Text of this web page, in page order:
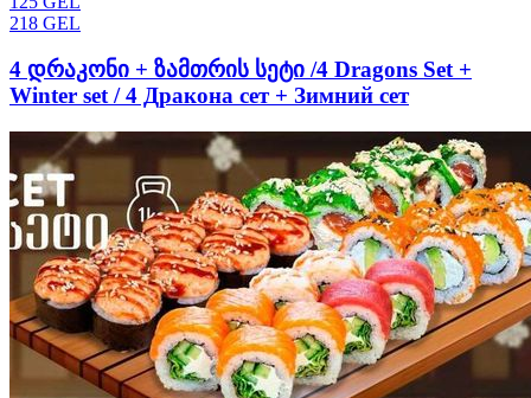
218 GEL
4 დრაკონი + ზამთრის სეტი /4 Dragons Set +
Winter set / 4 Дракона сет + Зимний сет